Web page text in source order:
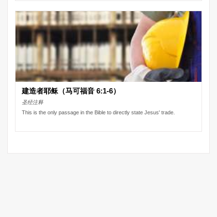
建造者耶稣（马可福音 6:1-6）
圣经注释
This is the only passage in the Bible to directly state Jesus' trade.